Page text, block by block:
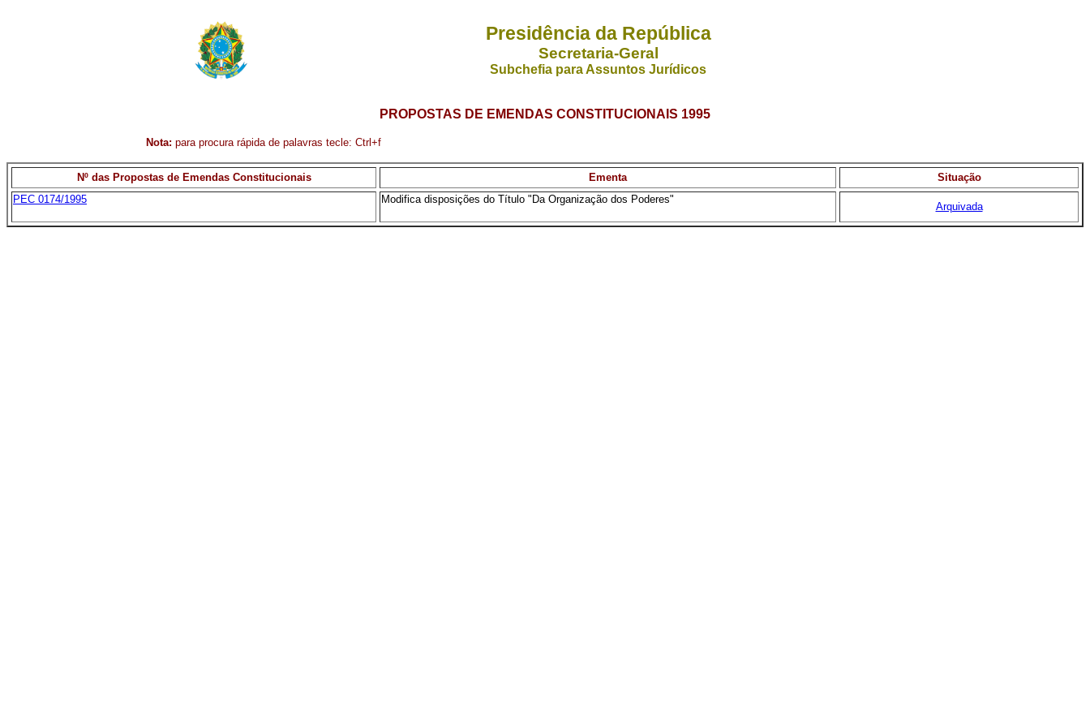
Presidência da República
Secretaria-Geral
Subchefia para Assuntos Jurídicos
PROPOSTAS DE EMENDAS CONSTITUCIONAIS 1995
Nota: para procura rápida de palavras tecle: Ctrl+f
Nº das Propostas de Emendas Constitucionais Ementa
Situação
PEC 0174/1995
Modifica disposições do Título "Da Organização dos Poderes"
Arquivada